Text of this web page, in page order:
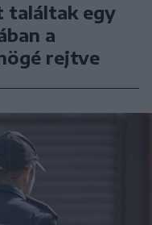
találtak egy
a
rejtve